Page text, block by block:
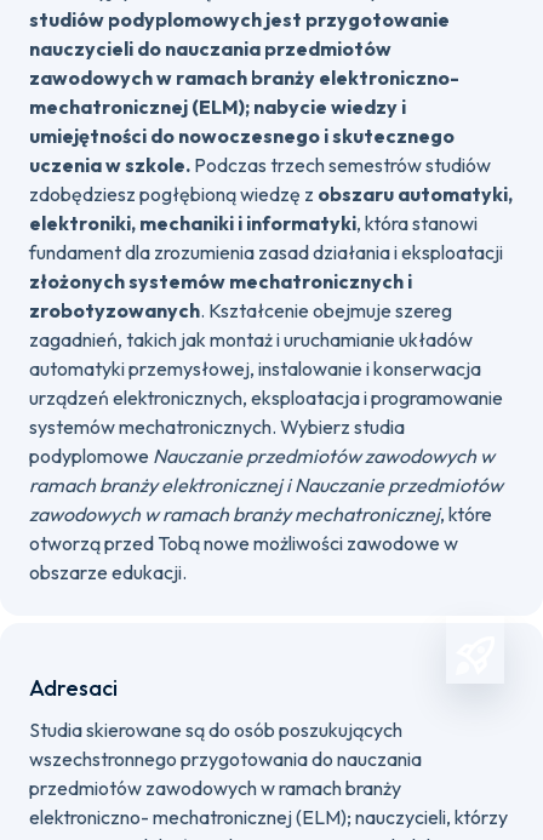
studiów podyplomowych jest przygotowanie
nauczycieli do nauczania przedmiotów
zawodowych w ramach branży elektroniczno-
mechatronicznej (ELM); nabycie wiedzy i
umiejętności do nowoczesnego i skutecznego
uczenia w szkole. Podczas trzech semestrów studiów
zdobędziesz pogłębioną wiedzę z obszaru automatyki,
elektroniki, mechaniki i informatyki, która stanowi
fundament dla zrozumienia zasad działania i eksploatacji
złożonych systemów mechatronicznych i
zrobotyzowanych. Kształcenie obejmuje szereg
zagadnień, takich jak montaż i uruchamianie układów
automatyki przemysłowej, instalowanie i konserwacja
urządzeń elektronicznych, eksploatacja i programowanie
systemów mechatronicznych. Wybierz studia
podyplomowe Nauczanie przedmiotów zawodowych w
ramach branży elektronicznej i Nauczanie przedmiotów
zawodowych w ramach branży mechatronicznej, które
otworzą przed Tobą nowe możliwości zawodowe w
obszarze edukacji.
Adresaci
Studia skierowane są do osób poszukujących
wszechstronnego przygotowania do nauczania
przedmiotów zawodowych w ramach branży
elektroniczno- mechatronicznej (ELM); nauczycieli, którzy